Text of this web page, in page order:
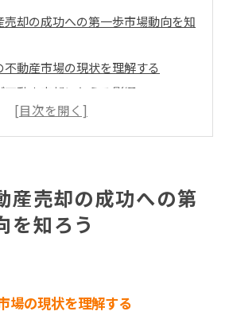
却の成功への第一歩市場動向を知
不動産市場の現状を理解する
不動産売却に与える影響
リアでの価格動向を把握しよう
のバランスを見極める方法
を考慮した売却タイミング
ために寝屋川市の不動産市場を分
の比較で差をつける
産売却の成功への第
を知ろう
場の現状を理解する